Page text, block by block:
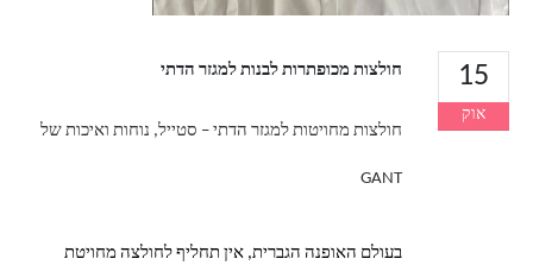
15
אוק
חולצות מכופתרות לבנות למגזר הדתי
חולצות מחויטות למגזר הדתי – סטייל, נוחות ואיכות של
GANT
בעולם האופנה הגברית, אין תחליף לחולצה מחויטת